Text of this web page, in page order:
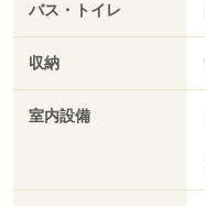
バス・トイレ
収納
室内設備